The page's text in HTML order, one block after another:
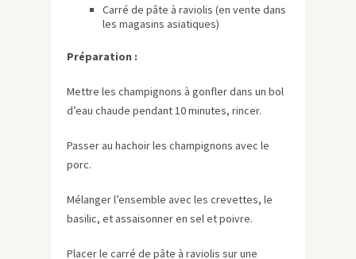
Carré de pâte à raviolis (en vente dans
les magasins asiatiques)
Préparation :
Mettre les champignons à gonfler dans un bol
d’eau chaude pendant 10 minutes, rincer.
Passer au hachoir les champignons avec le
porc.
Mélanger l’ensemble avec les crevettes, le
basilic, et assaisonner en sel et poivre.
Placer le carré de pâte à raviolis sur une